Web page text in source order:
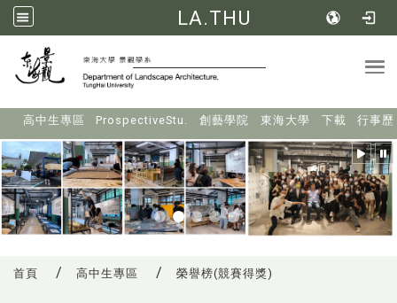
LA.THU
高中生專區 ProspectiveStu. 創藝學院 東海大學 下載 行事歷
首頁 高中生專區 榮譽榜(競賽得獎)